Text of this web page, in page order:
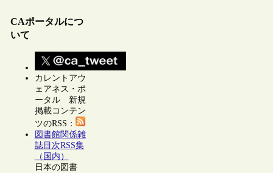
CAポータルにつ
いて
カレントアウ
ェアネス・ポ
ータル 新規
掲載コンテン
ツのRSS：
図書館関係雑
誌目次RSS集
（国内）
日本の図書